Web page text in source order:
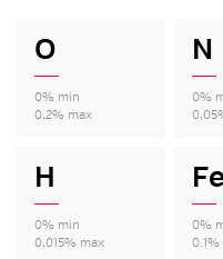
O
0% min
0,2% max
N
0%
H
0% min
0,015% max
Fe
0%